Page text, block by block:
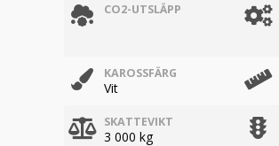
CO2-UTSLÄPP
KAROSSFÄRG
Vit
SKATTEVIKT
3 000 kg